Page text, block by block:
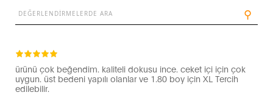
⚲
ürünü çok beğendim. kaliteli dokusu ince. ceket içi için çok
uygun. üst bedeni yapılı olanlar ve 1.80 boy için XL Tercih
edilebilir.